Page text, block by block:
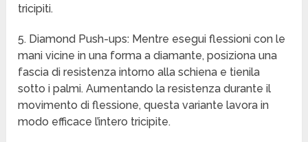
tricipiti.
5. Diamond Push-ups: Mentre esegui flessioni con le
mani vicine in una forma a diamante, posiziona una
fascia di resistenza intorno alla schiena e tienila
sotto i palmi. Aumentando la resistenza durante il
movimento di flessione, questa variante lavora in
modo efficace l’intero tricipite.